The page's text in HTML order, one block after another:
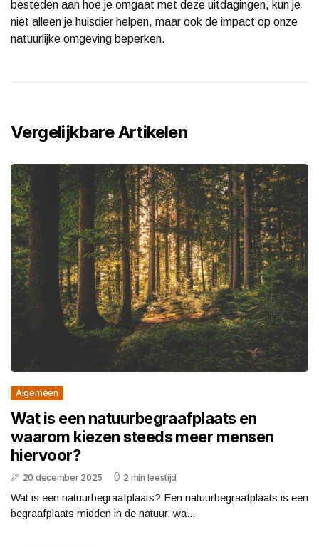
besteden aan hoe je omgaat met deze uitdagingen, kun je
niet alleen je huisdier helpen, maar ook de impact op onze
natuurlijke omgeving beperken.
Vergelijkbare Artikelen
Algemeen
Wat is een natuurbegraafplaats en
waarom kiezen steeds meer mensen
hiervoor?
20 december 2025 2 min leestijd
Wat is een natuurbegraafplaats? Een natuurbegraafplaats is een
begraafplaats midden in de natuur, wa...